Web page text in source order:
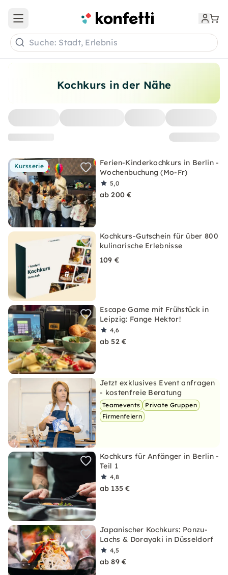
Kochkurs in der Nähe
Kursserie
Ferien-Kinderkochkurs in Berlin -
Wochenbuchung (Mo-Fr)
5,0
ab 200 €
Kochkurs-Gutschein für über 800
kulinarische Erlebnisse
109 €
Escape Game mit Frühstück in
Leipzig: Fange Hektor!
4,6
ab 52 €
Jetzt exklusives Event anfragen
- kostenfreie Beratung
Teamevents
Private Gruppen
Firmenfeiern
Kochkurs für Anfänger in Berlin -
Teil 1
4,8
ab 135 €
Japanischer Kochkurs: Ponzu-
Lachs & Dorayaki in Düsseldorf
4,5
ab 89 €
Open main menu
Suche: Stadt, Erlebnis